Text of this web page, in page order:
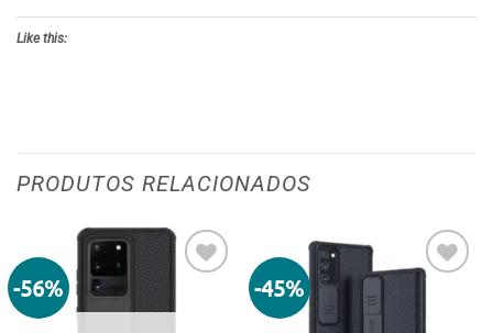
Like this:
PRODUTOS RELACIONADOS
-56%
Adicionar
aos meus
-45%
Adicionar
aos meus